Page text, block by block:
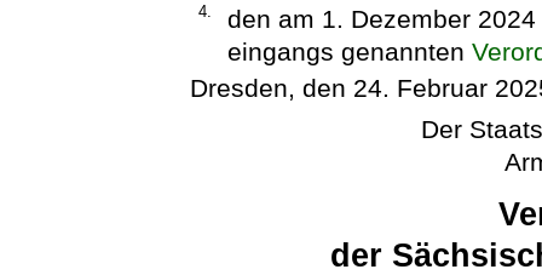
4.
den am 1. Dezember
eingangs genannten
Dresden, den 24. Februar
Der
der